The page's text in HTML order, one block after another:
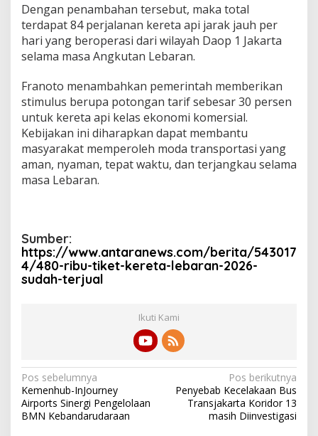
Dengan penambahan tersebut, maka total
terdapat 84 perjalanan kereta api jarak jauh per
hari yang beroperasi dari wilayah Daop 1 Jakarta
selama masa Angkutan Lebaran.
Franoto menambahkan pemerintah memberikan
stimulus berupa potongan tarif sebesar 30 persen
untuk kereta api kelas ekonomi komersial.
Kebijakan ini diharapkan dapat membantu
masyarakat memperoleh moda transportasi yang
aman, nyaman, tepat waktu, dan terjangkau selama
masa Lebaran.
Sumber:
https://www.antaranews.com/berita/543017
4/480-ribu-tiket-kereta-lebaran-2026-
sudah-terjual
Ikuti Kami
N
a
v
Pos sebelumnya
Kemenhub-InJourney
Airports Sinergi Pengelolaan
BMN Kebandarudaraan
Pos berikutnya
Penyebab Kecelakaan Bus
Transjakarta Koridor 13
masih Diinvestigasi